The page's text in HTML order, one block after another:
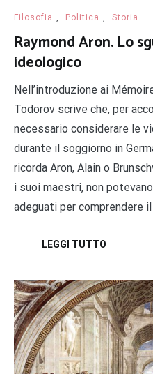
Filosofia , Politica , Storia
Raymond Aron. Lo
ideologico
Nell’introduzione ai
Todorov scrive che, per
necessario considerare le
durante il soggiorno in
ricorda Aron, Alain o
i suoi maestri, non
adeguati per comprendere il
LEGGI TUTTO